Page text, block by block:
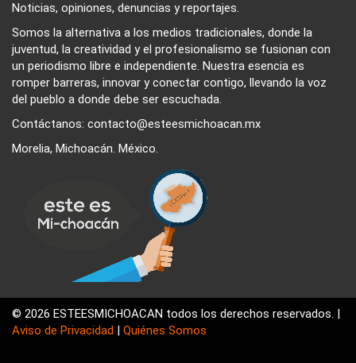
Noticias, opiniones, denuncias y reportajes.
Somos la alternativa a los medios tradicionales, donde la
juventud, la creatividad y el profesionalismo se fusionan con
un periodismo libre e independiente. Nuestra esencia es
romper barreras, innovar y conectar contigo, llevando la voz
del pueblo a donde debe ser escuchada.
Contáctanos: contacto@esteesmichoacan.mx
Morelia, Michoacán. México.
© 2026 ESTEESMICHOACAN todos los derechos reservados. |
Aviso de Privacidad | Quiénes Somos